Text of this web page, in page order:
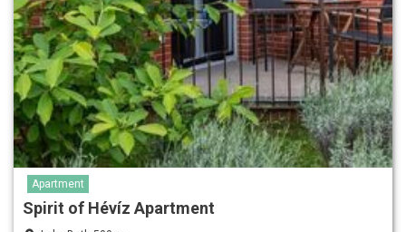
Apartment
Spirit of Hévíz Apartment